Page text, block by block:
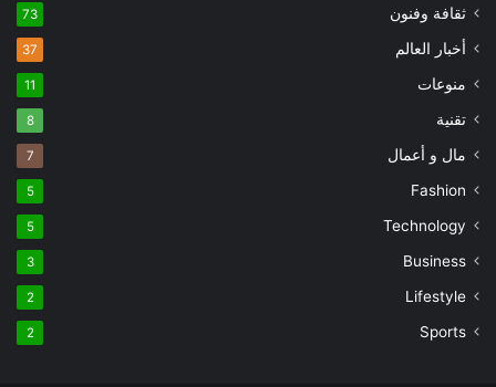
ثقافة وفنون 73
أخبار العالم 37
منوعات 11
تقنية 8
مال و أعمال 7
Fashion
5
Technology
5
Business
3
Lifestyle
2
Sports
2